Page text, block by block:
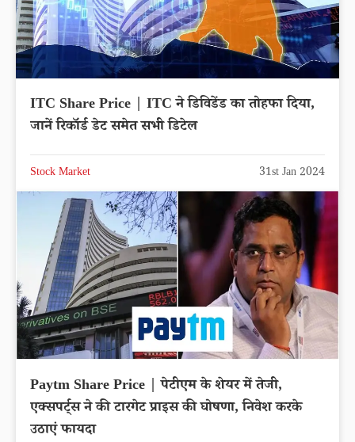
ITC Share Price | ITC ने डिविडेंड का तोहफा दिया,
जानें रिकॉर्ड डेट समेत सभी डिटेल
Stock Market 31st Jan 2024
Paytm Share Price | पेटीएम के शेयर में तेजी,
एक्सपर्ट्स ने की टारगेट प्राइस की घोषणा, निवेश करके
उठाएं फायदा